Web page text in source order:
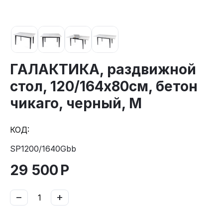
ГАЛАКТИКА, раздвижной
стол, 120/164х80см, бетон
чикаго, черный, М
КОД:
SP1200/1640Gbb
29 500Р
+
−